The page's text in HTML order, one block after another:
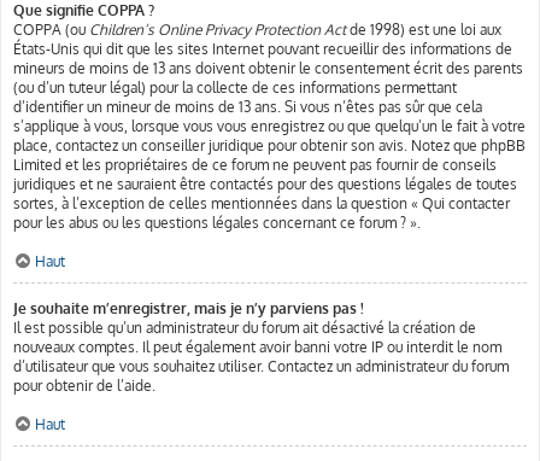
Que signifie COPPA ?
COPPA (ou Children’s Online Privacy Protection Actde 1998) est une loi aux
États-Unis qui dit que les sites Internet pouvant recueillir des informations de
mineurs de moins de 13 ans doivent obtenir le consentement écrit des parents
(ou d’un tuteur légal) pour la collecte de ces informations permettant
d’identifier un mineur de moins de 13 ans. Si vous n’êtes pas sûr que cela
s’applique à vous, lorsque vous vous enregistrez ou que quelqu’un le fait à votre
place, contactez un conseiller juridique pour obtenir son avis. Notez que phpBB
Limited et les propriétaires de ce forum ne peuvent pas fournir de conseils
juridiques et ne sauraient être contactés pour des questions légales de toutes
sortes, à l’exception de celles mentionnées dans la question « Qui contacter
pour les abus ou les questions légales concernant ce forum ? ».
Haut
Je souhaite m’enregistrer, mais je n’y parviens pas !
Il est possible qu’un administrateur du forum ait désactivé la création de
nouveaux comptes. Il peut également avoir banni votre IP ou interdit le nom
d’utilisateur que vous souhaitez utiliser. Contactez un administrateur du forum
pour obtenir de l’aide.
Haut